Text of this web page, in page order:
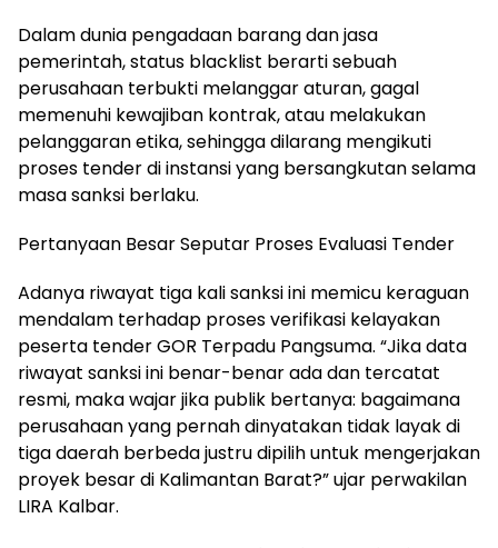
Dalam dunia pengadaan barang dan jasa
pemerintah, status blacklist berarti sebuah
perusahaan terbukti melanggar aturan, gagal
memenuhi kewajiban kontrak, atau melakukan
pelanggaran etika, sehingga dilarang mengikuti
proses tender di instansi yang bersangkutan selama
masa sanksi berlaku.
Pertanyaan Besar Seputar Proses Evaluasi Tender
Adanya riwayat tiga kali sanksi ini memicu keraguan
mendalam terhadap proses verifikasi kelayakan
peserta tender GOR Terpadu Pangsuma. “Jika data
riwayat sanksi ini benar-benar ada dan tercatat
resmi, maka wajar jika publik bertanya: bagaimana
perusahaan yang pernah dinyatakan tidak layak di
tiga daerah berbeda justru dipilih untuk mengerjakan
proyek besar di Kalimantan Barat?” ujar perwakilan
LIRA Kalbar.